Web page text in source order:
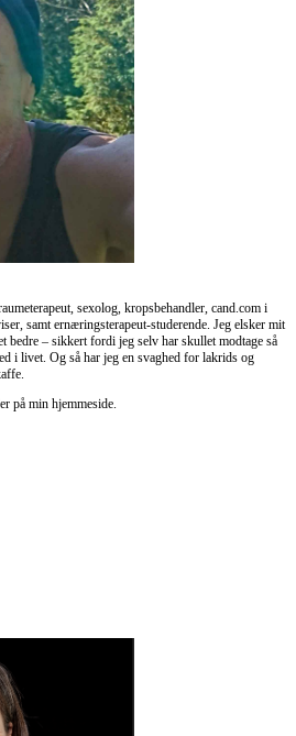
sexolog, kropsbehandler, cand.com i
samt ernæringsterapeut-studerende. Jeg elsker mit
bedre – sikkert fordi jeg selv har skullet modtage så
i livet. Og så har jeg en svaghed for lakrids og
på min hjemmeside.